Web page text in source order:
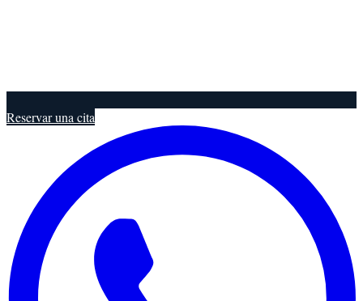
Reservar una cita